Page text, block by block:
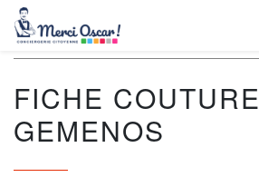
FICHE COUTURE
GEMENOS